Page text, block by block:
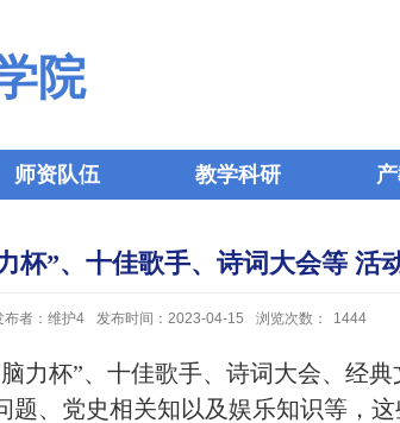
院
师资队伍 教学科研
杯”、十佳歌手、诗词大会等 活
布者：维护4 发布时间：2023-04-15 浏览次数： 1444
力杯”、十佳歌手、诗词大会、经
、党史相关知以及娱乐知识等，